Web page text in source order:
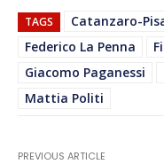
TAGS Catanzaro-
Federico La Penna
Giacomo Paganessi
Mattia Politi
PREVIOUS ARTICLE